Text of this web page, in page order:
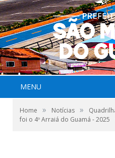
MENU
Home » Notícias »
foi o 4º Arraiá do Guamá - 2025